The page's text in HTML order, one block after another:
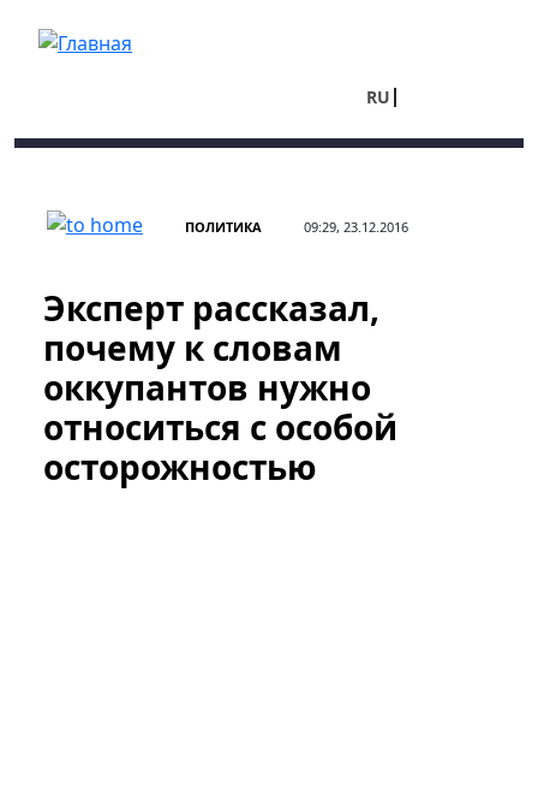
RU
ПОЛИТИКА 09:29, 23.12.2016
Эксперт рассказал,
почему к словам
оккупантов нужно
относиться с особой
осторожностью